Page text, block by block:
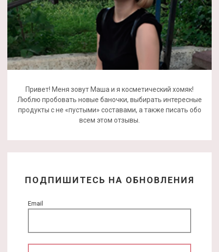
Привет! Меня зовут Маша и я косметический хомяк!
Люблю пробовать новые баночки, выбирать интересные
продукты с не «пустыми» составами, а также писать обо
всем этом отзывы.
ПОДПИШИТЕСЬ НА ОБНОВЛЕНИЯ
Email